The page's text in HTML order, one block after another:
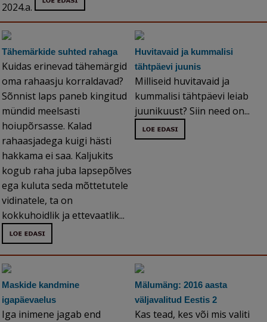
2024.a.
Tähemärkide suhted rahaga
Kuidas erinevad tähemärgid
oma rahaasju korraldavad?
Sõnnist laps paneb kingitud
mündid meelsasti
hoiupõrsasse. Kalad
rahaasjadega kuigi hästi
hakkama ei saa. Kaljukits
kogub raha juba lapsepõlves
ega kuluta seda mõttetutele
vidinatele, ta on
kokkuhoidlik ja ettevaatlik...
Huvitavaid ja kummalisi
tähtpäevi juunis
Milliseid huvitavaid ja
kummalisi tähtpäevi leiab
juunikuust? Siin need on...
Maskide kandmine
igapäevaelus
Iga inimene jagab end
Mälumäng: 2016 aasta
väljavalitud Eestis 2
Kas tead, kes või mis valiti